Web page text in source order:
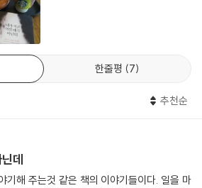
건 받지 않고 혼자 힘으로 살아왔다는 과도한
기인한다. 사랑이나 충성, 숭고한 이념, 헌신
는 것도 자학적 의존의 한 양태다.
부하고 의존하려는 심리, 내면의 결핍을 인
강조한다. 내 안의 의존 심리를 인정하는 순간
나갈 수 없다는 것을 명심해야 한다. 행복하
, 눈치 보기로 시간을 다 보낸다면 얼마나 안
한줄평 7
추천순
데
기해 주는것 같은 책의 이야기들이다. 일을 마